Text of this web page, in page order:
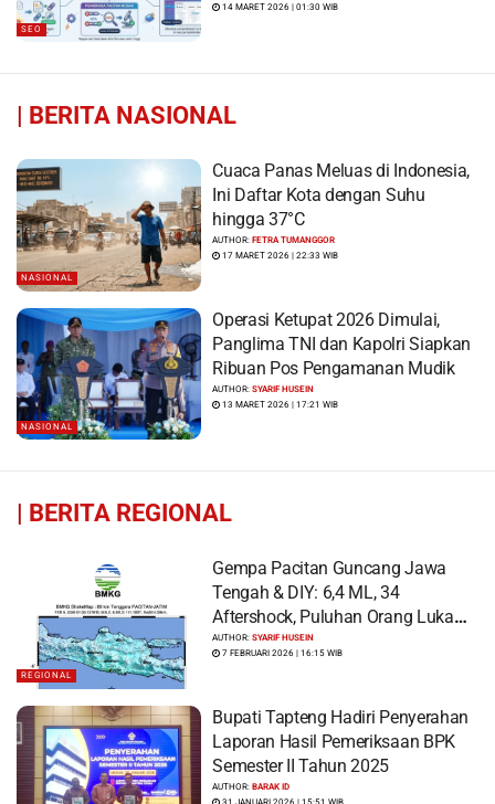
SEO
14 MARET 2026 | 01:30 WIB
| BERITA NASIONAL
NASIONAL
Cuaca Panas Meluas di Indonesia,
Ini Daftar Kota dengan Suhu
hingga 37°C
AUTHOR:FETRA TUMANGGOR
17 MARET 2026 | 22:33 WIB
NASIONAL
Operasi Ketupat 2026 Dimulai,
Panglima TNI dan Kapolri Siapkan
Ribuan Pos Pengamanan Mudik
AUTHOR:SYARIF HUSEIN
13 MARET 2026 | 17:21 WIB
| BERITA REGIONAL
REGIONAL
Gempa Pacitan Guncang Jawa
Tengah & DIY: 6,4 ML, 34
Aftershock, Puluhan Orang Luka
dan Ratusan Bangunan Rusak
AUTHOR:SYARIF HUSEIN
7 FEBRUARI 2026 | 16:15 WIB
Bupati Tapteng Hadiri Penyerahan
Laporan Hasil Pemeriksaan BPK
Semester II Tahun 2025
AUTHOR:BARAK ID
31 JANUARI 2026 | 15:51 WIB